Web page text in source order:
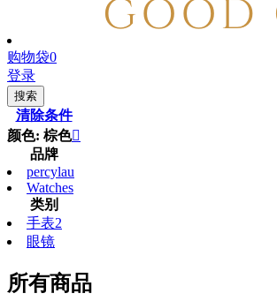
购物袋0
登录
搜索
清除条件
颜色: 棕色
品牌
percylau
Watches
类别
手表2
眼镜
所有商品